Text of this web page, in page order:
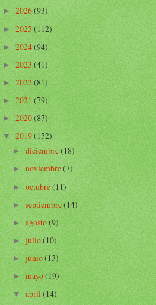
►2026(93)
►2025(112)
►2024(94)
►2023(41)
►2022(81)
►2021(79)
►2020(87)
▼2019(152)
►diciembre(18)
►noviembre(7)
►octubre(11)
►septiembre(14)
►agosto(9)
►julio(10)
►junio(13)
►mayo(19)
▼abril(14)